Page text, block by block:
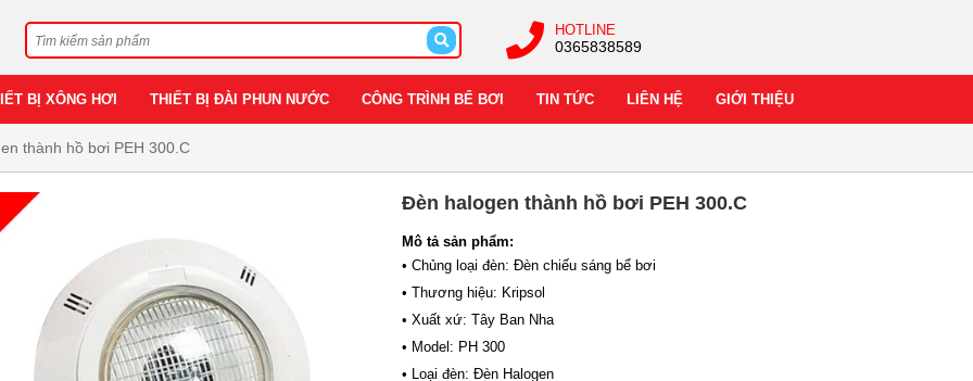
HOTLINE
0365838589
BỊ XÔNG HƠI THIẾT BỊ ĐÀI PHUN NƯỚC CÔNG TRÌNH BỂ BƠI TIN TỨC LIÊN HỆ GIỚI THIỆU
thành hồ bơi PEH 300.C
Đèn halogen thành hồ bơi PEH 300.C
Mô tả sản phẩm:
• Chủng loại đèn: Đèn chiếu sáng bể bơi
• Thương hiệu: Kripsol
• Xuất xứ: Tây Ban Nha
• Model: PH 300
• Loại đèn: Đèn Halogen